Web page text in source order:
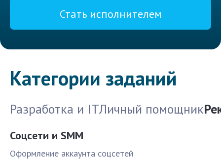
Стать исполнителем
Категории заданий
Разработка и ITЛичный помощник
Соцсети и SMM
Оформление аккаунта соцсетей